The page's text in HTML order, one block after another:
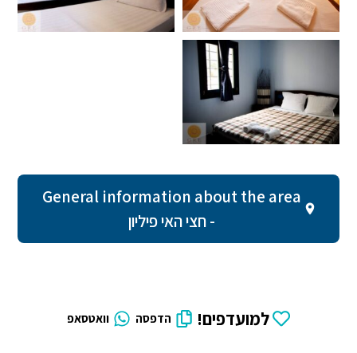
General information about the area
- חצי האי פיליון
למועדפים! הדפסה וואטסאפ